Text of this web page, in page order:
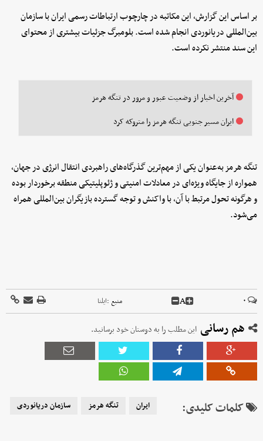
بر اساس این گزارش، این مکاتبه در چارچوب ارتباطات رسمی ایران با سازمان
بین‌المللی دریانوردی انجام شده است. بلومبرگ جزئیات بیشتری از محتوای
این سند منتشر نکرده است.
آخرین اخبار از وضعیت عبور و مرور در تنگه هرمز
ایران مسیر جنوبی تنگه هرمز را متروکه کرد
تنگه هرمز به‌عنوان یکی از مهم‌ترین گذرگاه‌های راهبردی انتقال انرژی در جهان،
همواره از جایگاه ویژه‌ای در معادلات امنیتی و ژئوپلیتیکی منطقه برخوردار بوده
و هرگونه تحول مرتبط با آن، با واکنش و توجه گسترده بازیگران بین‌المللی همراه
می‌شود.
۰ A منبع :ایلنا
هم رسانی این مطلب را به دوستان خود برسانید.
کلمات کلیدی: ایران تنگه هرمز سازمان دریانوردی